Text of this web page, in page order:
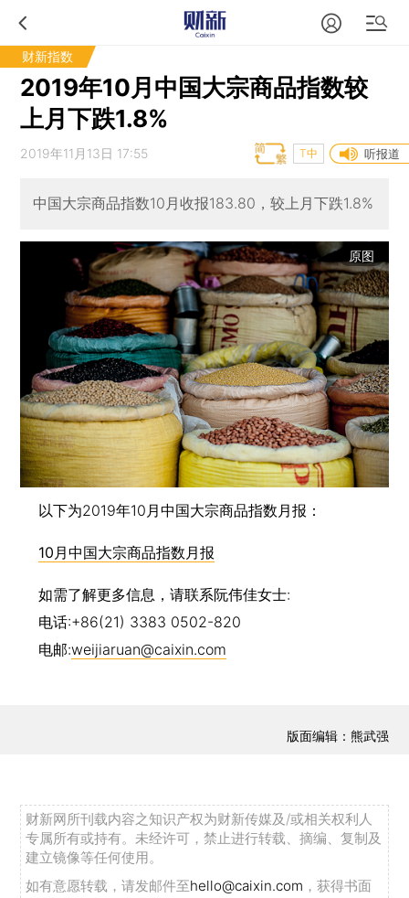
财新指数
2019年10月中国大宗商品指数较
上月下跌1.8%
2019年11月13日 17:55 听报道
T中
中国大宗商品指数10月收报183.80，较上月下跌1.8%
原图
以下为2019年10月中国大宗商品指数月报：
10月中国大宗商品指数月报
如需了解更多信息，请联系阮伟佳女士:
电话:+86(21) 3383 0502-820
电邮:weijiaruan@caixin.com
版面编辑：熊武强
财新网所刊载内容之知识产权为财新传媒及/或相关权利人
专属所有或持有。未经许可，禁止进行转载、摘编、复制及
建立镜像等任何使用。
如有意愿转载，请发邮件至hello@caixin.com ，获得书面